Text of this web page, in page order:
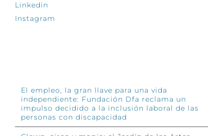
Linkedin
Instagram
El empleo, la gran llave para una vida
independiente: Fundación Dfa reclama un
impulso decidido a la inclusión laboral de las
personas con discapacidad